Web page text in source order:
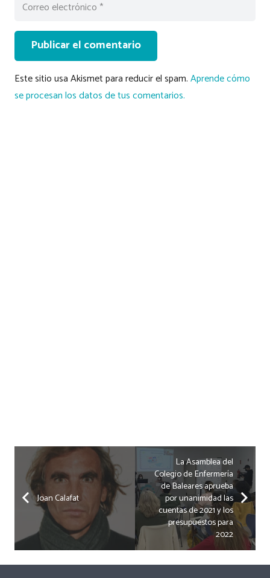
Publicar el comentario
Este sitio usa Akismet para reducir el spam.Aprende cómo
se procesan los datos de tus comentarios.
Joan Calafat
La Asamblea del
Colegio de Enfermería
de Baleares aprueba
por unanimidad las
cuentas de 2021 y los
presupuestos para
2022